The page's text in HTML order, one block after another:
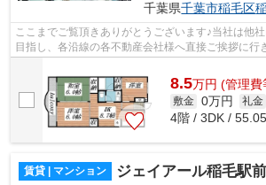
千葉県千葉市稲毛区
ここまでご覧頂きありがとうございます♪当社は他
目指し、各沿線の各不動産会社様へ直接ご挨拶に行
8.5万円 (管理費
敷金 0万円 礼金
4階 / 3DK /
賃貸 | マンション ジェイアール稲毛駅